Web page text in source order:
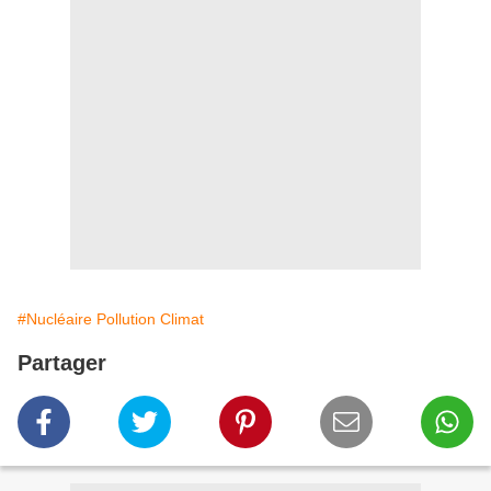
#Nucléaire Pollution Climat
Partager